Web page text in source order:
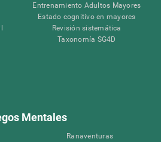
Entrenamiento Adultos Mayores
Estado cognitivo en mayores
Revisión sistemática
Taxonomía SG4D
Mentales
Ranaventuras